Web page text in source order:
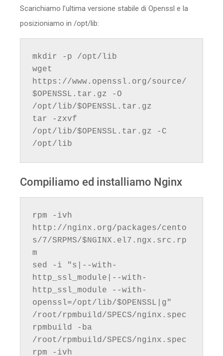
Scarichiamo l’ultima versione stabile di Openssl e la
posizioniamo in /opt/lib:
mkdir -p /opt/lib
wget
https://www.openssl.org/source/
$OPENSSL.tar.gz -O
/opt/lib/$OPENSSL.tar.gz
tar -zxvf
/opt/lib/$OPENSSL.tar.gz -C
/opt/lib
Compiliamo ed installiamo Nginx
rpm -ivh
http://nginx.org/packages/cento
s/7/SRPMS/$NGINX.el7.ngx.src.rp
m
sed -i "s|--with-
http_ssl_module|--with-
http_ssl_module --with-
openssl=/opt/lib/$OPENSSL|g"
/root/rpmbuild/SPECS/nginx.spec
rpmbuild -ba
/root/rpmbuild/SPECS/nginx.spec
rpm -ivh